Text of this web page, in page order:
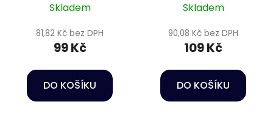
Skladem
81,82 Kč bez DPH
99 Kč
DO KOŠÍKU
Skladem
90,08 Kč bez DPH
109 Kč
DO KOŠÍKU